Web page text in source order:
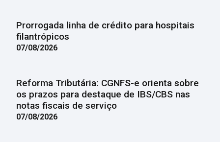
Prorrogada linha de crédito para hospitais
filantrópicos
07/08/2026
Reforma Tributária: CGNFS-e orienta sobre
os prazos para destaque de IBS/CBS nas
notas fiscais de serviço
07/08/2026